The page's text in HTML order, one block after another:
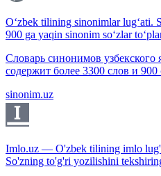
O‘zbek tilining sinonimlar lug‘ati.
900 ga yaqin sinonim so‘zlar
Словарь синонимов узбекского
содержит более 3300 слов и
sinonim.uz
Imlo.uz — O'zbek tilining imlo
So'zning to'g'ri yozilishini